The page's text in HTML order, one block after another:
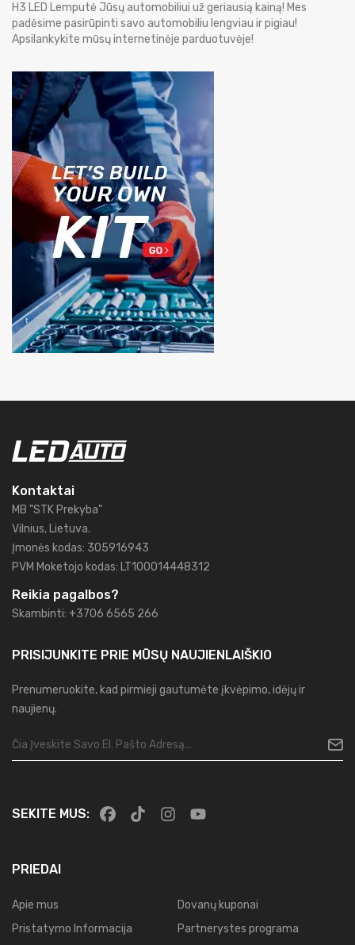
H3 LED Lemputė Jūsų automobiliui už geriausią kainą! Mes
padėsime pasirūpinti savo automobiliu lengviau ir pigiau!
Apsilankykite mūsų internetinėje parduotuvėje!
Kontaktai
MB "STK Prekyba"
Vilnius, Lietuva.
Įmonės kodas: 305916943
PVM Moketojo kodas: LT100014448312
Reikia pagalbos?
Skambinti: +3706 6565 266
PRISIJUNKITE PRIE MŪSŲ NAUJIENLAIŠKIO
Prenumeruokite, kad pirmieji gautumėte įkvėpimo, idėjų ir
naujienų.
SEKITE MUS:
PRIEDAI
Apie mus
Pristatymo Informacija
Dovanų kuponai
Partnerystes programa